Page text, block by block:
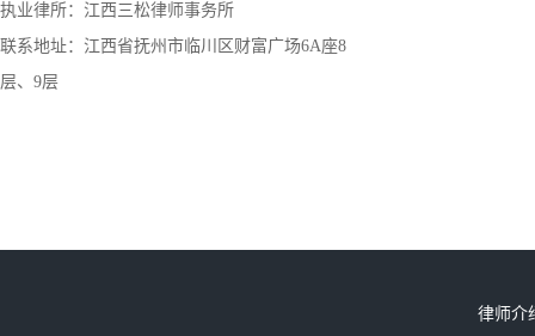
执业律所：江西三松律师事务所
联系地址：江西省抚州市临川区财富广场6A座8
层、9层
律师介